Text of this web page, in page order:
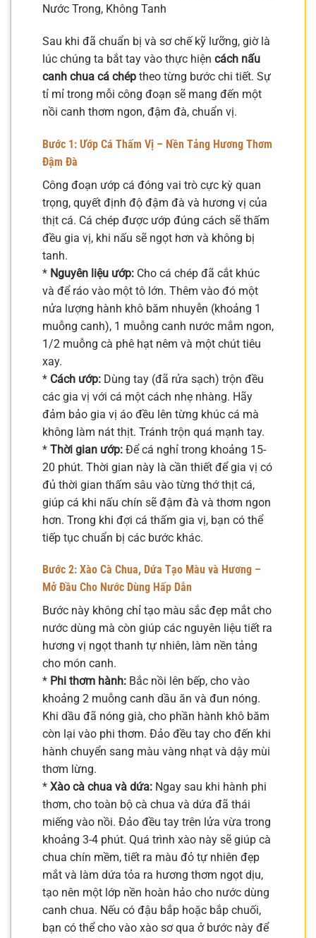
Nước Trong, Không Tanh
Sau khi đã chuẩn bị và sơ chế kỹ lưỡng, giờ là
lúc chúng ta bắt tay vào thực hiện cách nấu
canh chua cá chép theo từng bước chi tiết. Sự
tỉ mỉ trong mỗi công đoạn sẽ mang đến một
nồi canh thơm ngon, đậm đà, chuẩn vị.
Bước 1: Ướp Cá Thấm Vị – Nền Tảng Hương Thơm
Đậm Đà
Công đoạn ướp cá đóng vai trò cực kỳ quan
trọng, quyết định độ đậm đà và hương vị của
thịt cá. Cá chép được ướp đúng cách sẽ thấm
đều gia vị, khi nấu sẽ ngọt hơn và không bị
tanh.
* Nguyên liệu ướp: Cho cá chép đã cắt khúc
và để ráo vào một tô lớn. Thêm vào đó một
nửa lượng hành khô băm nhuyễn (khoảng 1
muỗng canh), 1 muỗng canh nước mắm ngon,
1/2 muỗng cà phê hạt nêm và một chút tiêu
xay.
* Cách ướp: Dùng tay (đã rửa sạch) trộn đều
các gia vị với cá một cách nhẹ nhàng. Hãy
đảm bảo gia vị áo đều lên từng khúc cá mà
không làm nát thịt. Tránh trộn quá mạnh tay.
* Thời gian ướp: Để cá nghỉ trong khoảng 15-
20 phút. Thời gian này là cần thiết để gia vị có
đủ thời gian thấm sâu vào từng thớ thịt cá,
giúp cá khi nấu chín sẽ đậm đà và thơm ngon
hơn. Trong khi đợi cá thấm gia vị, bạn có thể
tiếp tục chuẩn bị các bước khác.
Bước 2: Xào Cà Chua, Dứa Tạo Màu và Hương –
Mở Đầu Cho Nước Dùng Hấp Dẫn
Bước này không chỉ tạo màu sắc đẹp mắt cho
nước dùng mà còn giúp các nguyên liệu tiết ra
hương vị ngọt thanh tự nhiên, làm nền tảng
cho món canh.
* Phi thơm hành: Bắc nồi lên bếp, cho vào
khoảng 2 muỗng canh dầu ăn và đun nóng.
Khi dầu đã nóng già, cho phần hành khô băm
còn lại vào phi thơm. Đảo đều tay cho đến khi
hành chuyển sang màu vàng nhạt và dậy mùi
thơm lừng.
* Xào cà chua và dứa: Ngay sau khi hành phi
thơm, cho toàn bộ cà chua và dứa đã thái
miếng vào nồi. Đảo đều tay trên lửa vừa trong
khoảng 3-4 phút. Quá trình xào này sẽ giúp cà
chua chín mềm, tiết ra màu đỏ tự nhiên đẹp
mắt và làm dứa tỏa ra hương thơm ngọt dịu,
tạo nên một lớp nền hoàn hảo cho nước dùng
canh chua. Nếu có đậu bắp hoặc bắp chuối,
bạn có thể cho vào xào sơ qua ở bước này để